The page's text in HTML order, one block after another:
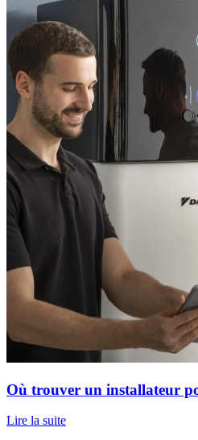
Où trouver un installateur
Lire la suite